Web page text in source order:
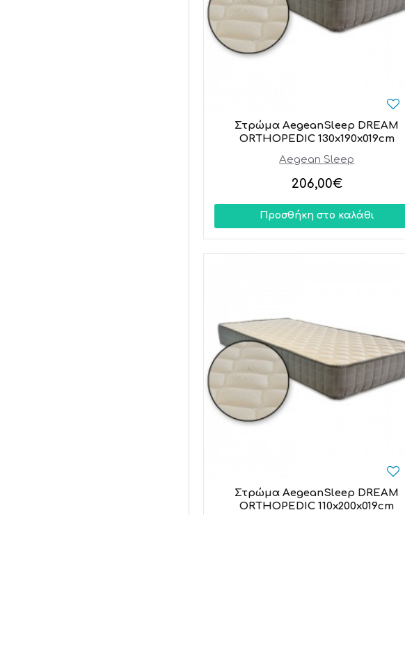
Aegean Sleep
Στρώμα AegeanSleep DREAM
ORTHOPEDIC 130x190x019cm
206,00€
Προσθήκη στο καλάθι
Στρώμα AegeanSleep DREAM
ORTHOPEDIC 110x200x019cm